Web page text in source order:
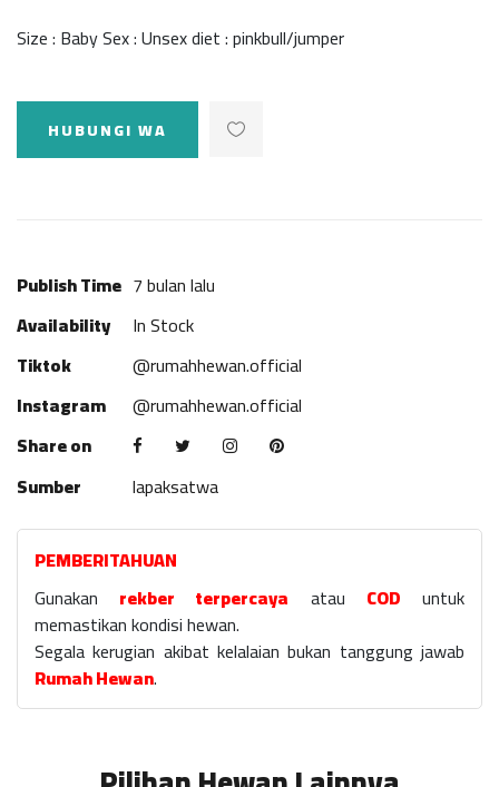
Size : Baby Sex : Unsex diet : pinkbull/jumper
HUBUNGI WA
Publish Time 7 bulan lalu
Availability
In Stock
Tiktok
@rumahhewan.official
Instagram
@rumahhewan.official
Share on
Sumber
lapaksatwa
PEMBERITAHUAN
Gunakan rekber terpercaya atau COD untuk
memastikan kondisi hewan.
Segala kerugian akibat kelalaian bukan tanggung jawab
Rumah Hewan.